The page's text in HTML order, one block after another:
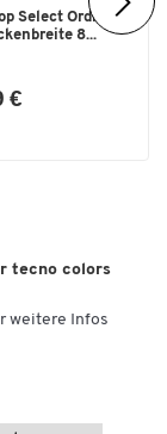
Select Ordner,
8...
€
tecno colors
weitere Infos